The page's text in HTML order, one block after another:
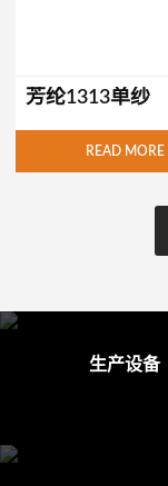
READ MORE
芳纶1313单纱
生产设备